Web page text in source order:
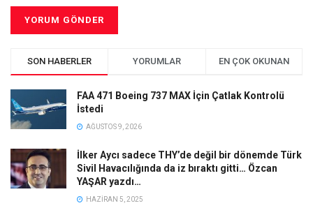
SON HABERLER YORUMLAR EN ÇOK OKUNAN
FAA 471 Boeing 737 MAX İçin Çatlak Kontrolü
İstedi
AĞUSTOS 9, 2026
İlker Aycı sadece THY’de değil bir dönemde Türk
Sivil Havacılığında da iz bıraktı gitti… Özcan
YAŞAR yazdı…
HAZIRAN 5, 2025